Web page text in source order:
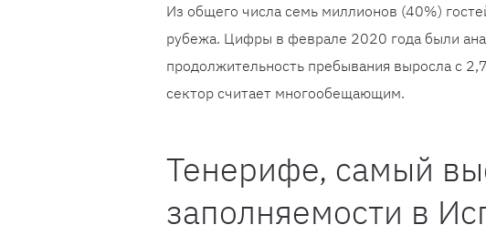
Из общего числа семь миллионов (40%)
рубежа. Цифры в феврале 2020 года были
продолжительность пребывания выросла с
сектор считает многообещающим.
Тенерифе, самый
заполняемости в